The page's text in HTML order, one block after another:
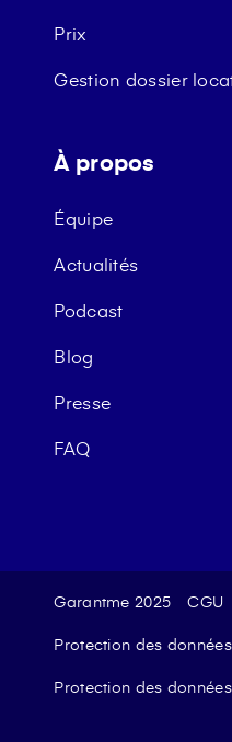
Prix
Gestion dossier
À propos
Équipe
Actualités
Podcast
Blog
Presse
FAQ
Garantme 2025 CGU
Protection des données
Protection des